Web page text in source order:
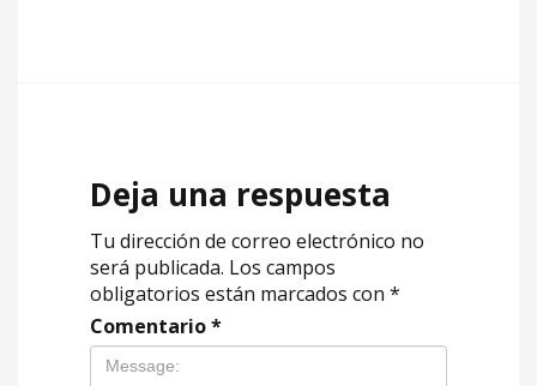
Deja una respuesta
Tu dirección de correo electrónico no
será publicada. Los campos
obligatorios están marcados con *
Comentario*